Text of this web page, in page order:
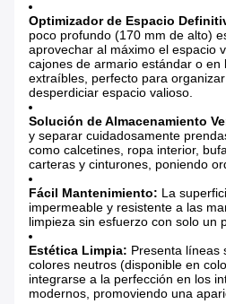
Optimizador de Espacio
poco profundo (170 mm de alto)
aprovechar al máximo el espacio
cajones de armario estándar o en
extraíbles, perfecto para
desperdiciar espacio valioso.
Solución de Almacenamiento
y separar cuidadosamente
como calcetines, ropa interior,
carteras y cinturones, poniendo
Fácil Mantenimiento:
La
impermeable y resistente a las
limpieza sin esfuerzo con solo un
Estética Limpia:
Presenta
colores neutros (disponible en
integrarse a la perfección en los
modernos, promoviendo una